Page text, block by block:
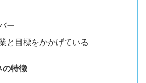
ー
と目標をかかげている
の特徴